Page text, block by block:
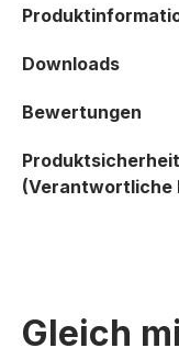
Downloads
Bewertungen
Produktsicherheit
(Verantwortliche
Gleich